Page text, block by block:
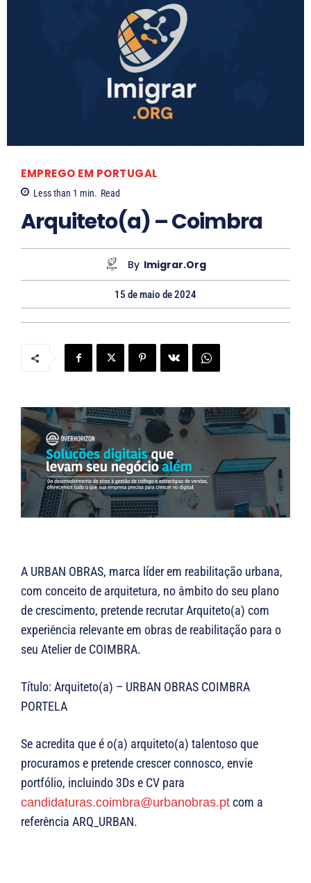
EMPREGO EM PORTUGAL
Less than 1 min. Read
Arquiteto(a) – Coimbra
By Imigrar.org
15 de maio de 2024
A URBAN OBRAS, marca líder em reabilitação urbana,
com conceito de arquitetura, no âmbito do seu plano
de crescimento, pretende recrutar Arquiteto(a) com
experiência relevante em obras de reabilitação para o
seu Atelier de COIMBRA.
Título: Arquiteto(a) – URBAN OBRAS COIMBRA
PORTELA
Se acredita que é o(a) arquiteto(a) talentoso que
procuramos e pretende crescer connosco, envie
portfólio, incluindo 3Ds e CV para
candidaturas.coimbra@urbanobras.pt com a
referência ARQ_URBAN.